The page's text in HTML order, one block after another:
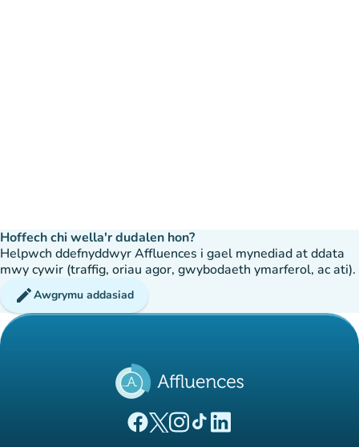
Hoffech chi wella'r dudalen hon?
Helpwch ddefnyddwyr Affluences i gael mynediad at ddata
mwy cywir (traffig, oriau agor, gwybodaeth ymarferol, ac ati).
editAwgrymu addasiad
(tab newydd)
(tab newydd)
(tab newydd)
(tab newydd)